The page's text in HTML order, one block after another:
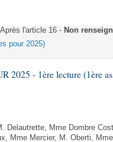
l'article 16 - Non
pour 2025)
2025 - 1ère lecture (1ère
Delautrette, Mme Dombre
Mme Mercier, M. Oberti,